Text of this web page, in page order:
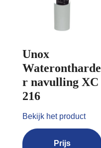
Unox
Waterontharde
r navulling XC
216
Bekijk het product
Prijs